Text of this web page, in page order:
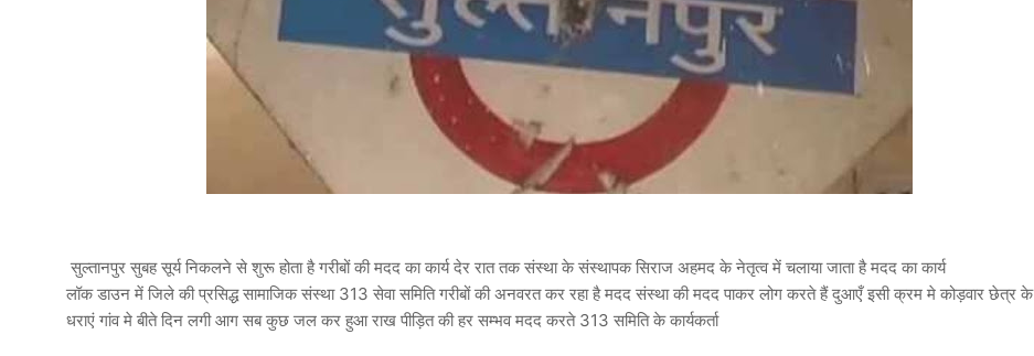
सुल्तानपुर सुबह सूर्य निकलने से शुरू होता है गरीबों की मदद का कार्य देर रात तक संस्था के संस्थापक सिराज अहमद के नेतृत्व में चलाया जाता है मदद का कार्य
लॉक डाउन में जिले की प्रसिद्ध सामाजिक संस्था 313 सेवा समिति गरीबों की अनवरत कर रहा है मदद संस्था की मदद पाकर लोग करते हैं दुआएँ इसी क्रम मे कोड़वार छेत्र के
धराएं गांव मे बीते दिन लगी आग सब कुछ जल कर हुआ राख पीड़ित की हर सम्भव मदद करते 313 समिति के कार्यकर्ता